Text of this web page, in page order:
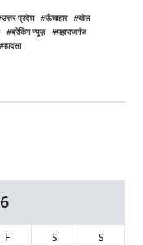
उत्तर प्रदेश ऊँचाहार
खेल
ब्रेकिंग न्यूज़
महाराजगंज
हादसा
F S
S